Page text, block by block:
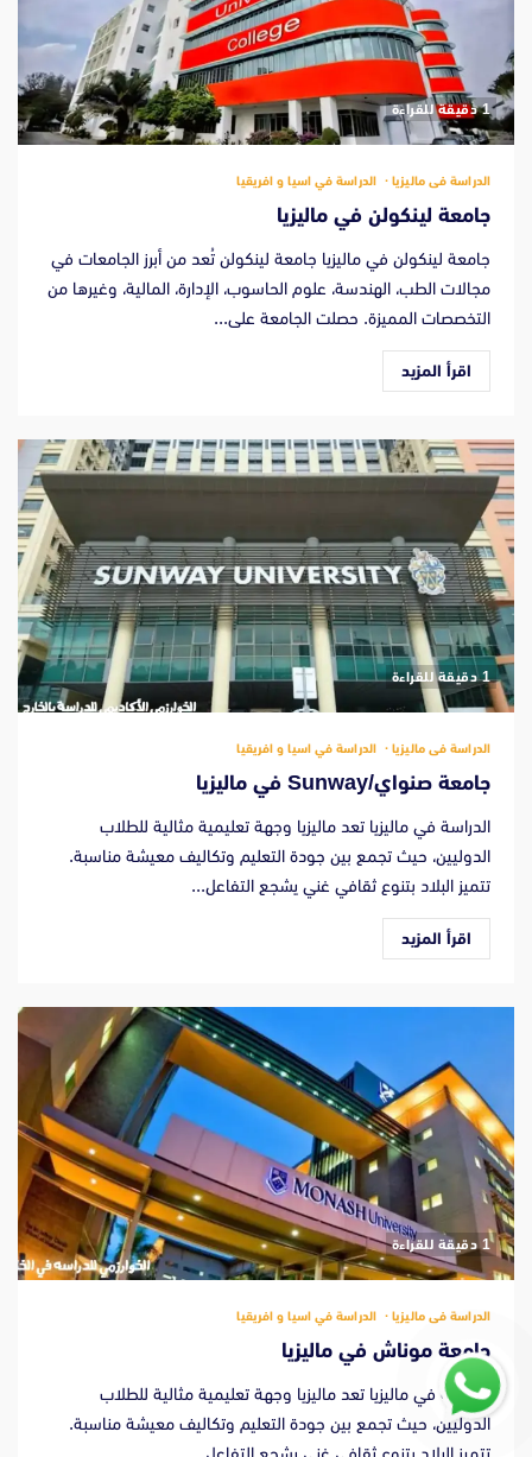
‫1 دقيقة للقراءة
الدراسة فى ماليزيا الدراسة في اسيا و افريقيا
جامعة لينكولن في ماليزيا
جامعة لينكولن في ماليزيا جامعة لينكولن تُعد من أبرز الجامعات في
مجالات الطب، الهندسة، علوم الحاسوب، الإدارة، المالية، وغيرها من
التخصصات المميزة. حصلت الجامعة على...
اقرأ المزيد
‫1 دقيقة للقراءة
الدراسة فى ماليزيا الدراسة في اسيا و افريقيا
جامعة صنواي/Sunway في ماليزيا
الدراسة في ماليزيا تعد ماليزيا وجهة تعليمية مثالية للطلاب
الدوليين، حيث تجمع بين جودة التعليم وتكاليف معيشة مناسبة.
تتميز البلاد بتنوع ثقافي غني يشجع التفاعل...
اقرأ المزيد
‫1 دقيقة للقراءة
الدراسة فى ماليزيا الدراسة في اسيا و افريقيا
جامعة موناش في ماليزيا
الدراسة في ماليزيا تعد ماليزيا وجهة تعليمية مثالية للطلاب
الدوليين، حيث تجمع بين جودة التعليم وتكاليف معيشة مناسبة.
تتميز البلاد بتنوع ثقافي غني يشجع التفاعل...